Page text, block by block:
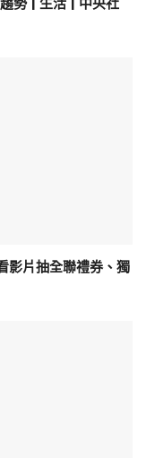
勢 | 生活 | 中央社
影片抽全聯禮券、獨